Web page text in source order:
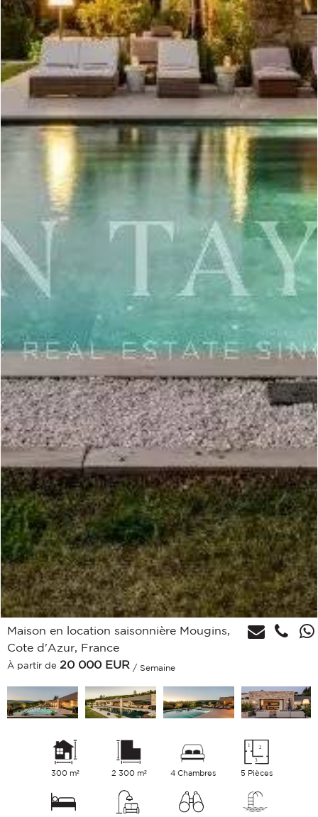
Maison en location saisonnière Mougins,
Cote d'Azur, France
À partir de 20 000 EUR / Semaine
300 m² 2 300 m² 4 Chambres 5 Pièces